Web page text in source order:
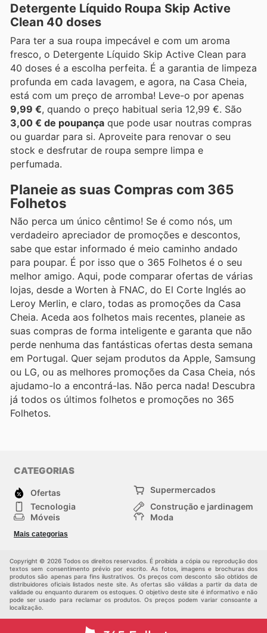
Detergente Líquido Roupa Skip Active
Clean 40 doses
Para ter a sua roupa impecável e com um aroma
fresco, o Detergente Líquido Skip Active Clean para
40 doses é a escolha perfeita. É a garantia de limpeza
profunda em cada lavagem, e agora, na Casa Cheia,
está com um preço de arromba! Leve-o por apenas
9,99 €, quando o preço habitual seria 12,99 €. São
3,00 € de poupança que pode usar noutras compras
ou guardar para si. Aproveite para renovar o seu
stock e desfrutar de roupa sempre limpa e
perfumada.
Planeie as suas Compras com 365
Folhetos
Não perca um único cêntimo! Se é como nós, um
verdadeiro apreciador de promoções e descontos,
sabe que estar informado é meio caminho andado
para poupar. É por isso que o 365 Folhetos é o seu
melhor amigo. Aqui, pode comparar ofertas de várias
lojas, desde a Worten à FNAC, do El Corte Inglés ao
Leroy Merlin, e claro, todas as promoções da Casa
Cheia. Aceda aos folhetos mais recentes, planeie as
suas compras de forma inteligente e garanta que não
perde nenhuma das fantásticas ofertas desta semana
em Portugal. Quer sejam produtos da Apple, Samsung
ou LG, ou as melhores promoções da Casa Cheia, nós
ajudamo-lo a encontrá-las. Não perca nada! Descubra
já todos os últimos folhetos e promoções no 365
Folhetos.
CATEGORIAS
Ofertas
Supermercados
Tecnologia
Construção e jardinagem
Móveis
Moda
Crianças
Mais categorias
Copyright © 2026 Todos os direitos reservados. É proibida a cópia ou reprodução dos
textos sem consentimento prévio por escrito. As fotos, imagens e brochuras dos
produtos são apenas para fins ilustrativos. Os preços com desconto são obtidos de
distribuidores oficiais listados neste site. As ofertas são válidas a partir da data de
validade ou enquanto durarem os estoques. O objetivo deste site é informativo e não
pode ser usado para reclamar os produtos. Os preços podem variar consoante a
localização.